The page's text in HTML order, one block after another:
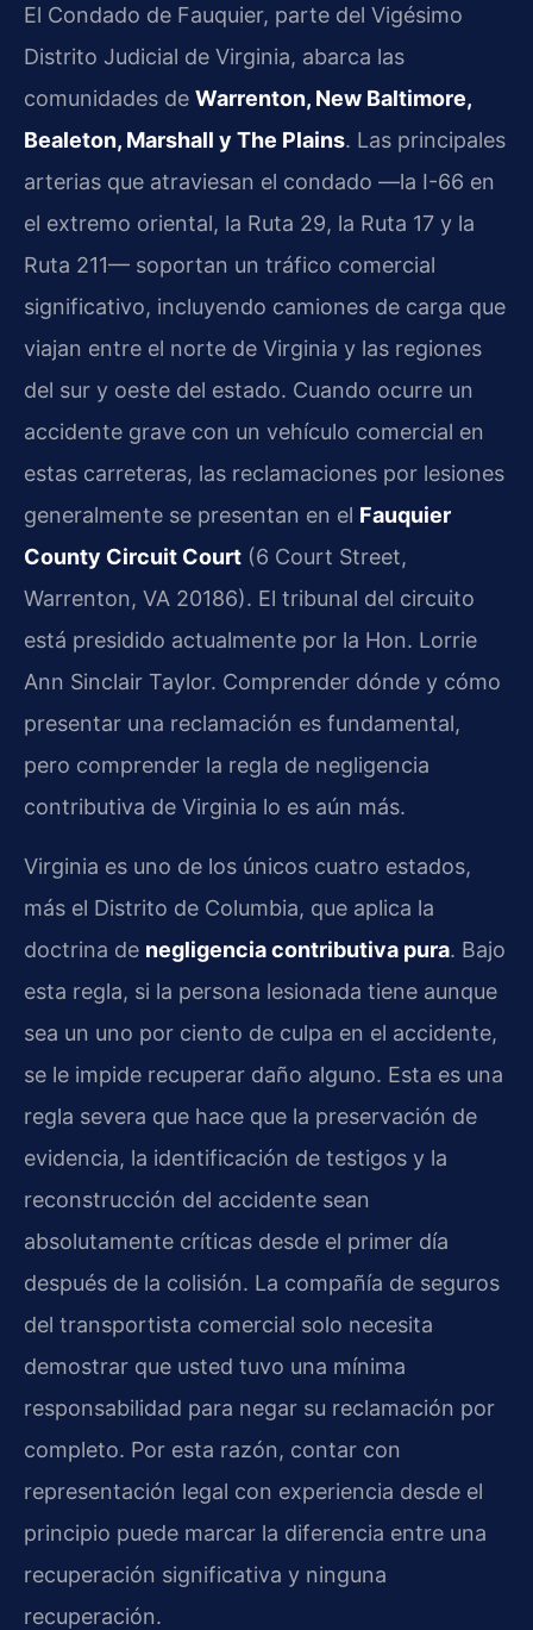
El Condado de Fauquier, parte del Vigésimo
Distrito Judicial de Virginia, abarca las
comunidades de Warrenton, New Baltimore,
Bealeton, Marshall y The Plains. Las principales
arterias que atraviesan el condado —la I-66 en
el extremo oriental, la Ruta 29, la Ruta 17 y la
Ruta 211— soportan un tráfico comercial
significativo, incluyendo camiones de carga que
viajan entre el norte de Virginia y las regiones
del sur y oeste del estado. Cuando ocurre un
accidente grave con un vehículo comercial en
estas carreteras, las reclamaciones por lesiones
generalmente se presentan en el Fauquier
County Circuit Court (6 Court Street,
Warrenton, VA 20186). El tribunal del circuito
está presidido actualmente por la Hon. Lorrie
Ann Sinclair Taylor. Comprender dónde y cómo
presentar una reclamación es fundamental,
pero comprender la regla de negligencia
contributiva de Virginia lo es aún más.
Virginia es uno de los únicos cuatro estados,
más el Distrito de Columbia, que aplica la
doctrina de negligencia contributiva pura. Bajo
esta regla, si la persona lesionada tiene aunque
sea un uno por ciento de culpa en el accidente,
se le impide recuperar daño alguno. Esta es una
regla severa que hace que la preservación de
evidencia, la identificación de testigos y la
reconstrucción del accidente sean
absolutamente críticas desde el primer día
después de la colisión. La compañía de seguros
del transportista comercial solo necesita
demostrar que usted tuvo una mínima
responsabilidad para negar su reclamación por
completo. Por esta razón, contar con
representación legal con experiencia desde el
principio puede marcar la diferencia entre una
recuperación significativa y ninguna
recuperación.